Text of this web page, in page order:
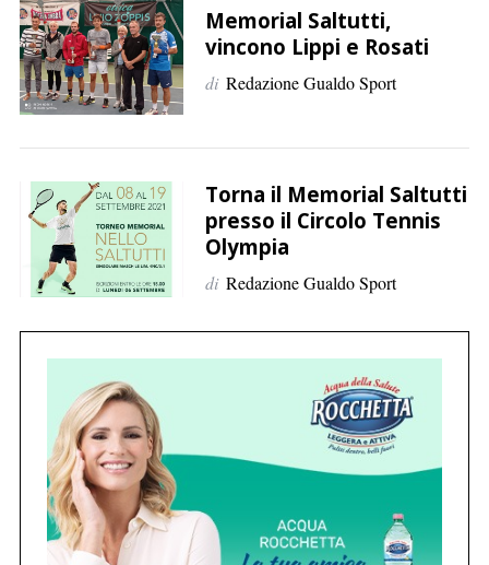
e
r
:
Memorial Saltutti,
vincono Lippi e Rosati
di Redazione Gualdo Sport
Torna il Memorial Saltutti
presso il Circolo Tennis
Olympia
di Redazione Gualdo Sport
C